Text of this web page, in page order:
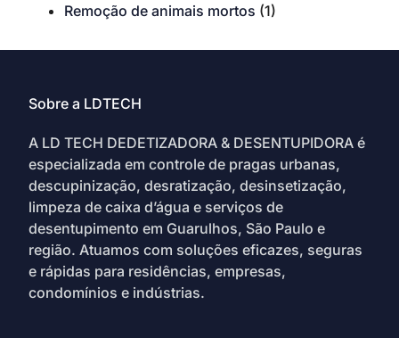
Remoção de animais mortos (1)
Sobre a LDTECH
A LD TECH DEDETIZADORA & DESENTUPIDORA é
especializada em controle de pragas urbanas,
descupinização, desratização, desinsetização,
limpeza de caixa d’água e serviços de
desentupimento em Guarulhos, São Paulo e
região. Atuamos com soluções eficazes, seguras
e rápidas para residências, empresas,
condomínios e indústrias.